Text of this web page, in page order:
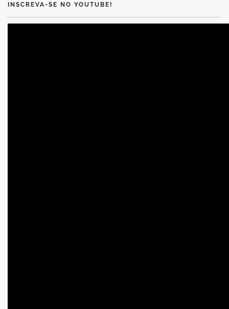
INSCREVA-SE NO YOUTUBE!